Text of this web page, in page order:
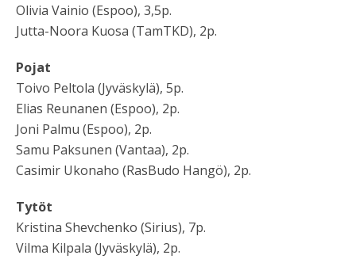
Olivia Vainio (Espoo), 3,5p.
Jutta-Noora Kuosa (TamTKD), 2p.
Pojat
Toivo Peltola (Jyväskylä), 5p.
Elias Reunanen (Espoo), 2p.
Joni Palmu (Espoo), 2p.
Samu Paksunen (Vantaa), 2p.
Casimir Ukonaho (RasBudo Hangö), 2p.
Tytöt
Kristina Shevchenko (Sirius), 7p.
Vilma Kilpala (Jyväskylä), 2p.